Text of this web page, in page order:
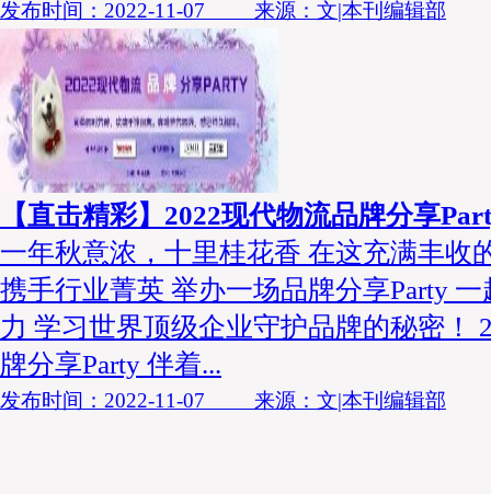
发布时间：2022-11-07 来源：文|本刊编辑部
【直击精彩】2022现代物流品牌分享
一年秋意浓，十里桂花香 在这充满丰收
携手行业菁英 举办一场品牌分享Party
力 学习世界顶级企业守护品牌的秘密！
牌分享Party 伴着...
发布时间：2022-11-07 来源：文|本刊编辑部